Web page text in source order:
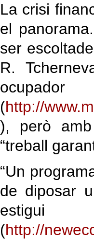
La crisi
el
ser
R.
(http://
), però amb
“treball
“Un
de diposar
(http://